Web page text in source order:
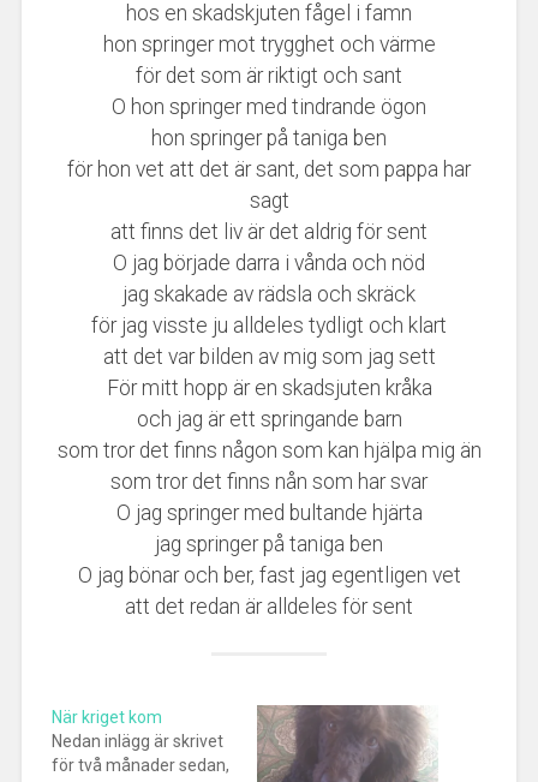
hos en skadskjuten fågel i famn
hon springer mot trygghet och värme
för det som är riktigt och sant
O hon springer med tindrande ögon
hon springer på taniga ben
för hon vet att det är sant, det som pappa har
sagt
att finns det liv är det aldrig för sent
O jag började darra i vånda och nöd
jag skakade av rädsla och skräck
för jag visste ju alldeles tydligt och klart
att det var bilden av mig som jag sett
För mitt hopp är en skadsjuten kråka
och jag är ett springande barn
som tror det finns någon som kan hjälpa mig än
som tror det finns nån som har svar
O jag springer med bultande hjärta
jag springer på taniga ben
O jag bönar och ber, fast jag egentligen vet
att det redan är alldeles för sent
När kriget kom
Nedan inlägg är skrivet
för två månader sedan,